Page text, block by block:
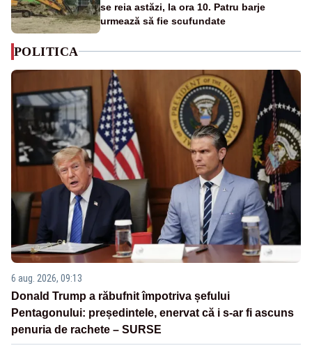
se reia astăzi, la ora 10. Patru barje
urmează să fie scufundate
POLITICA
6 aug. 2026, 09:13
Donald Trump a răbufnit împotriva șefului
Pentagonului: președintele, enervat că i s-ar fi ascuns
penuria de rachete – SURSE